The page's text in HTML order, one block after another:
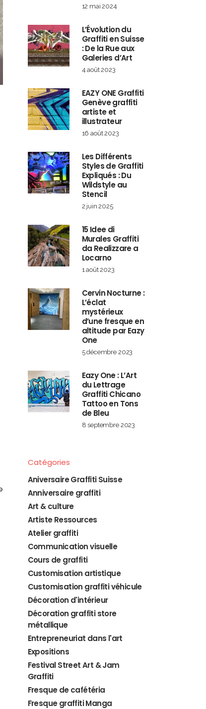
12 mai 2024
L’Évolution du
Graffiti en Suisse
: De la Rue aux
Galeries d’Art
4 août 2023
EAZY ONE Graffiti
Genève graffiti
artiste et
illustrateur
16 août 2023
Les Différents
Styles de Graffiti
Expliqués : Du
Wildstyle au
Stencil
2 juin 2025
15 Idee di
Murales Graffiti
da Realizzare a
Locarno
1 août 2023
Cervin Nocturne :
L’éclat
mystérieux
d’une fresque en
altitude par Eazy
One
5 décembre 2023
Eazy One : L’Art
du Lettrage
Graffiti Chicano
Tattoo en Tons
de Bleu
8 septembre 2023
Catégories
Aniversaire Graffiti Suisse
Anniversaire graffiti
Art & culture
Artiste Ressources
Atelier graffiti
Communication visuelle
Cours de graffiti
Customisation artistique
Customisation graffiti véhicule
Décoration d'intérieur
Décoration graffiti store
métallique
Entrepreneuriat dans l'art
Expositions
Festival Street Art & Jam
Graffiti
Fresque de cafétéria
Fresque graffiti Manga